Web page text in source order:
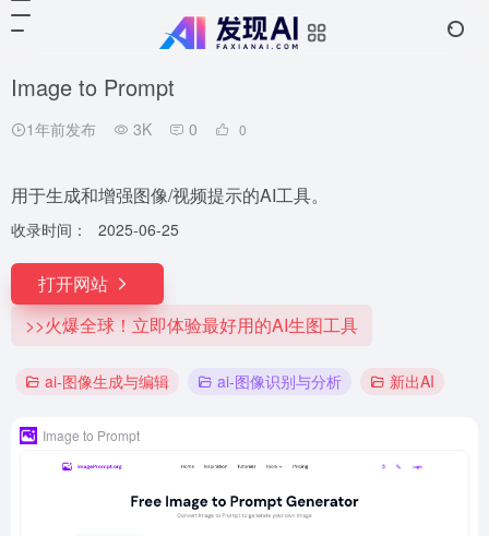
Image to Prompt
1年前发布 3K 0 0
用于生成和增强图像/视频提示的AI工具。
收录时间： 2025-06-25
打开网站
>>火爆全球！立即体验最好用的AI生图工具
ai-图像生成与编辑 ai-图像识别与分析 新出AI
Image to Prompt